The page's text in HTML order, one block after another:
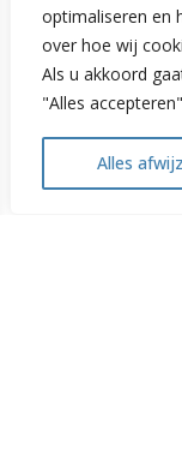
optimaliseren en
over hoe wij
Als u akkoord
"Alles
Alles